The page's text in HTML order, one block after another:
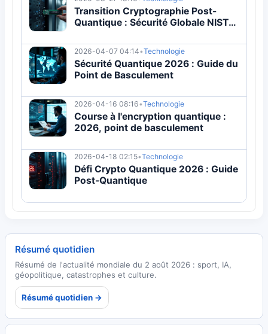
Transition Cryptographie Post-
Quantique : Sécurité Globale NIST
2026-04-07 04:14•Technologie
Sécurité Quantique 2026 : Guide du
Point de Basculement
2026-04-16 08:16•Technologie
Course à l'encryption quantique :
2026, point de basculement
2026-04-18 02:15•Technologie
Défi Crypto Quantique 2026 : Guide
Post-Quantique
Résumé quotidien
Résumé de l'actualité mondiale du 2 août 2026 : sport, IA,
géopolitique, catastrophes et culture.
Résumé quotidien →